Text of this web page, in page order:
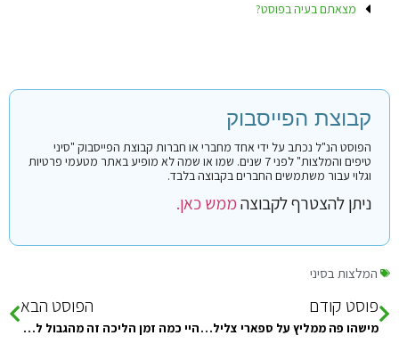
מצאתם בעיה בפוסט?
קבוצת הפייסבוק
הפוסט הנ"ל נכתב על ידי אחד מחברי או חברות קבוצת הפייסבוק "סיני
טיפים והמלצות" לפני 7 שנים. שמו או שמה לא מופיע באתר מטעמי פרטיות
וגלוי עבור משתמשים החברים בקבוצה בלבד.
ניתן להצטרף לקבוצהממש כאן.
המלצות בסיני
פוסט קודם
מישהו פה ממליץ על ספארי צלילות בסיני? ואם כן איך עושים? תודה לעוזרים
הפוסט הבא
היי כמה זמן הליכה זה מהגבול למובנפיק??